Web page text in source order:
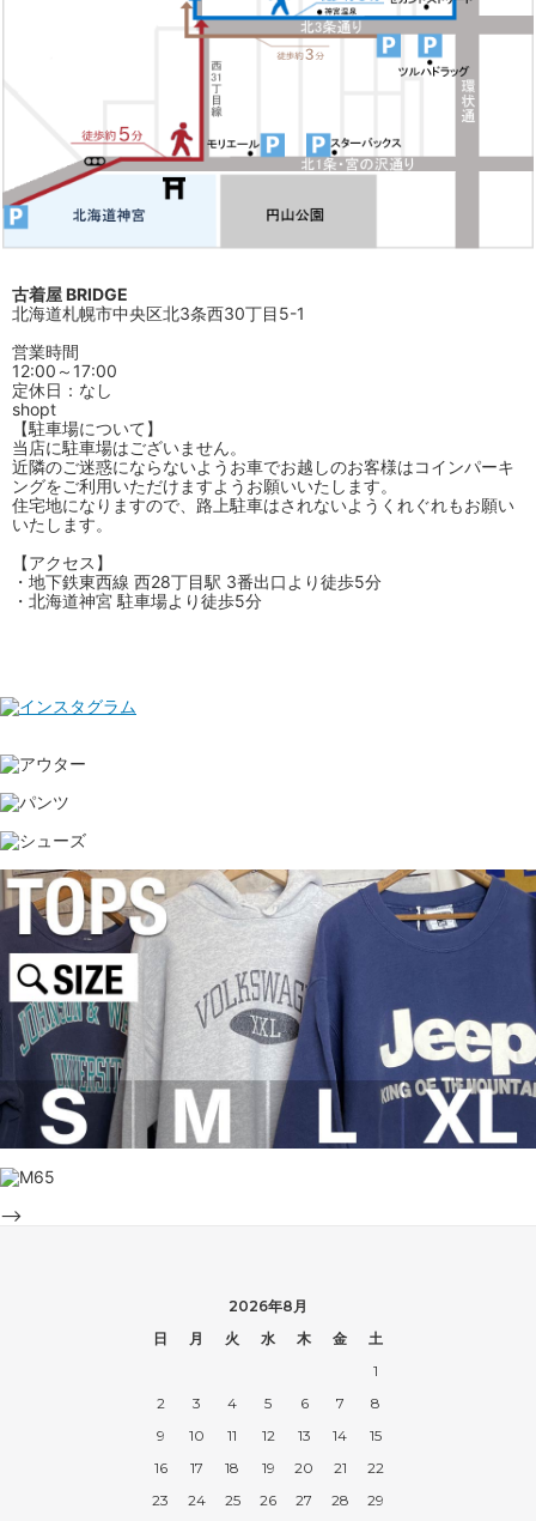
古着屋 BRIDGE
北海道札幌市中央区北3条西30丁目5-1
営業時間
12:00～17:00
定休日：なし
shopt
【駐車場について】
当店に駐車場はございません。
近隣のご迷惑にならないようお車でお越しのお客様はコインパーキ
ングをご利用いただけますようお願いいたします。
住宅地になりますので、路上駐車はされないようくれぐれもお願い
いたします。
【アクセス】
・地下鉄東西線 西28丁目駅 3番出口より徒歩5分
・北海道神宮 駐車場より徒歩5分
-->
2026年8月
日
月 火 水 木 金
土
1
2
3 4 5 6 7
8
9
10 11 12 13 14
15
16
17 18 19 20 21
22
23
24 25 26 27 28
29